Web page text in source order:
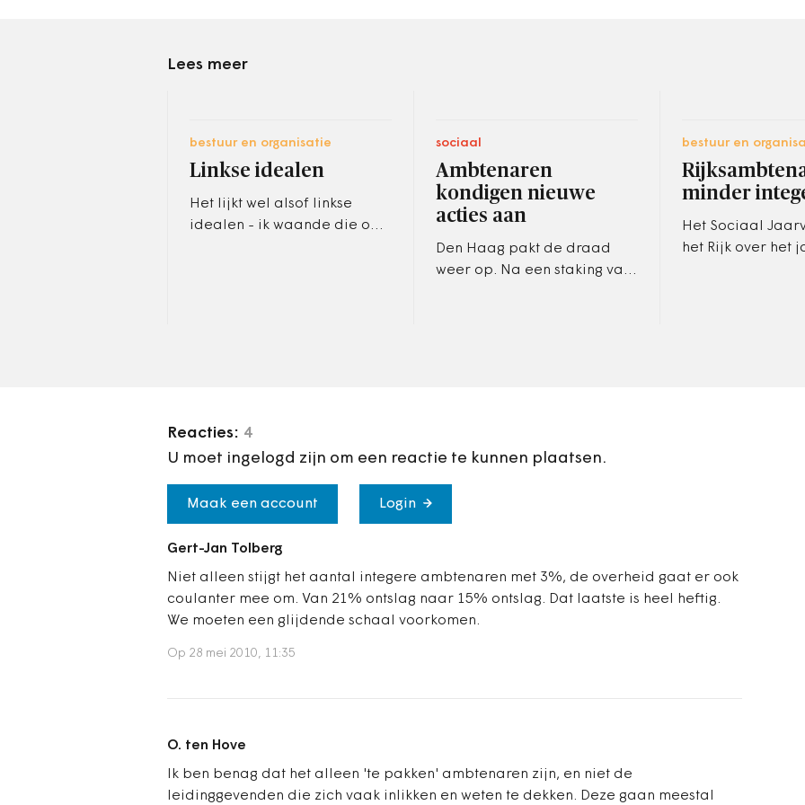
Lees meer
bestuur en organisatie
Linkse idealen
Het lijkt wel alsof linkse
idealen - ik waande die op
sociaal
Ambtenaren
kondigen nieuwe
acties aan
Den Haag pakt de draad
weer op. Na een staking van
bestuur en
minder
Het Sociaal
het Rijk over het
Reacties: 4
U moet ingelogd zijn om een reactie te kunnen plaatsen.
Maak een account Login
Gert-Jan Tolberg
Niet alleen stijgt het aantal integere ambtenaren met 3%, de overheid gaat er ook
coulanter mee om. Van 21% ontslag naar 15% ontslag. Dat laatste is heel heftig.
We moeten een glijdende schaal voorkomen.
Op 28 mei 2010, 11:35
O. ten Hove
Ik ben benag dat het alleen 'te pakken' ambtenaren zijn, en niet de
leidinggevenden die zich vaak inlikken en weten te dekken. Deze gaan meestal